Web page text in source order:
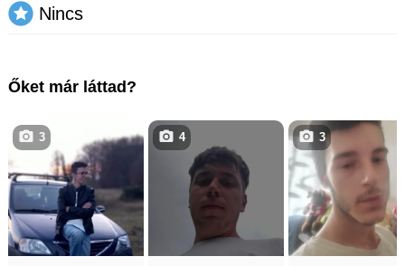
Nincs
Őket már láttad?
3 4 3